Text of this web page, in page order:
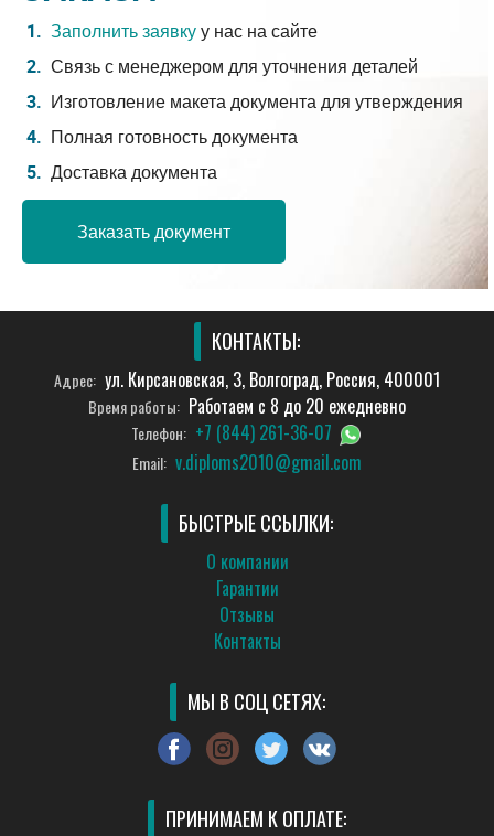
Заполнить заявкуу нас на сайте
Связь с менеджером для уточнения деталей
Изготовление макета документа для утверждения
Полная готовность документа
Доставка документа
Заказать документ
КОНТАКТЫ:
Адрес: ул. Кирсановская, 3, Волгоград, Россия, 400001
Время работы: Работаем с 8 до 20 ежедневно
Телефон: +7 (844) 261-36-07
Email: v.diploms2010@gmail.com
БЫСТРЫЕ ССЫЛКИ:
О компании
Гарантии
Отзывы
Контакты
МЫ В СОЦ СЕТЯХ:
ПРИНИМАЕМ К ОПЛАТЕ: